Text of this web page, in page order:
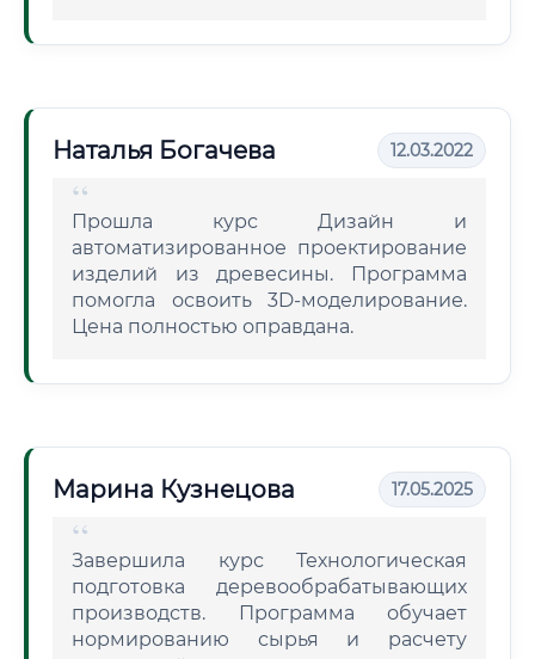
Наталья Богачева 12.03.2022
Прошла курс Дизайн и
автоматизированное проектирование
изделий из древесины. Программа
помогла освоить 3D-моделирование.
Цена полностью оправдана.
Марина Кузнецова 17.05.2025
Завершила курс Технологическая
подготовка деревообрабатывающих
производств. Программа обучает
нормированию сырья и расчету